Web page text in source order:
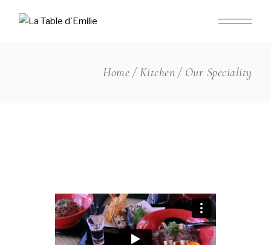
Home Kitchen Our Speciality